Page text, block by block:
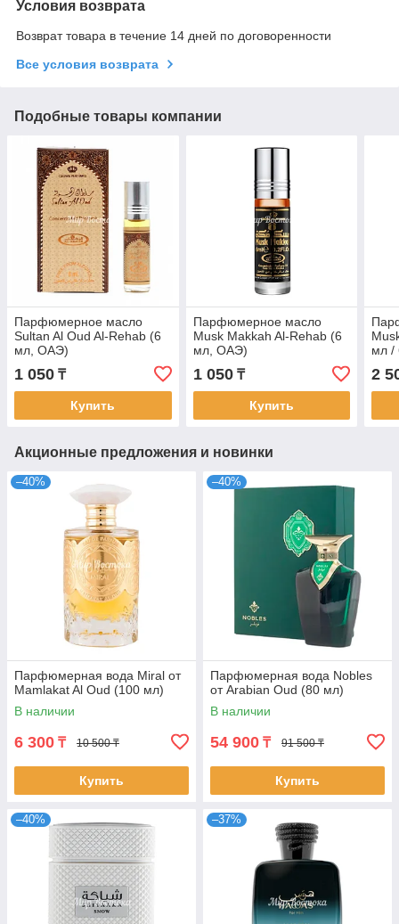
Условия возврата
Возврат товара в течение 14 дней по договоренности
Все условия возврата
Подобные товары компании
Парфюмерное масло
Sultan Al Oud Al-Rehab (6
мл, ОАЭ)
1 050 ₸
Купить
Парфюмерное масло
Musk Makkah Al-Rehab (6
мл, ОАЭ)
1 050₸
Купить
мл /
2
Акционные предложения и новинки
–40%
Парфюмерная вода Miral от
Mamlakat Al Oud (100 мл)
В наличии
6 300 ₸ 10 500 ₸
Купить
–40%
Парфюмерная вода Nobles
от Arabian Oud (80 мл)
В наличии
54 900 ₸ 91 500 ₸
Купить
–40% –37%